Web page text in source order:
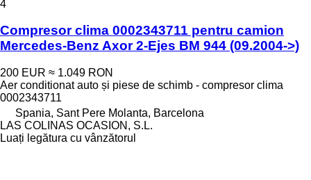
4
Compresor clima 0002343711 pentru camion
Mercedes-Benz Axor 2-Ejes BM 944 (09.2004->)
200 EUR ≈ 1.049 RON
Aer conditionat auto și piese de schimb - compresor clima
0002343711
Spania, Sant Pere Molanta, Barcelona
LAS COLINAS OCASION, S.L.
Luați legătura cu vânzătorul